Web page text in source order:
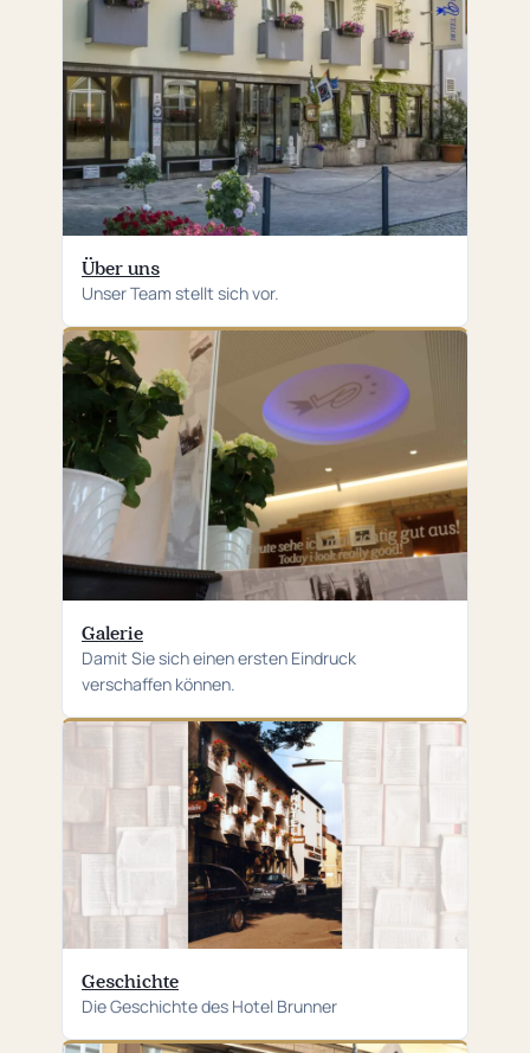
Über uns
Unser Team stellt sich vor.
Galerie
Damit Sie sich einen ersten Eindruck
verschaffen können.
Geschichte
Die Geschichte des Hotel Brunner